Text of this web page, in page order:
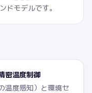
ドモデルです。
密温度制御
温度感知）と環境セ